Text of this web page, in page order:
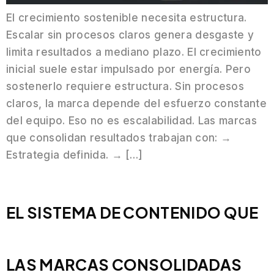
El crecimiento sostenible necesita estructura.
Escalar sin procesos claros genera desgaste y
limita resultados a mediano plazo. El crecimiento
inicial suele estar impulsado por energía. Pero
sostenerlo requiere estructura. Sin procesos
claros, la marca depende del esfuerzo constante
del equipo. Eso no es escalabilidad. Las marcas
que consolidan resultados trabajan con: →
Estrategia definida. → […]
EL SISTEMA DE CONTENIDO QUE
LAS MARCAS CONSOLIDADAS